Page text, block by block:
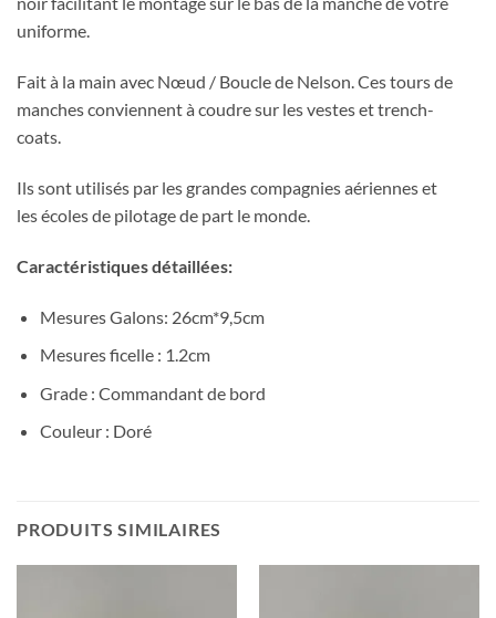
uniforme.
Fait à la main avec Nœud / Boucle de Nelson. Ces tours de
manches conviennent à coudre sur les vestes et trench-
coats.
Ils sont utilisés par les grandes compagnies aériennes et
les écoles de pilotage de part le monde.
Caractéristiques détaillées:
Mesures Galons: 26cm*9,5cm
Mesures ficelle : 1.2cm
Grade : Commandant de bord
Couleur : Doré
PRODUITS SIMILAIRES